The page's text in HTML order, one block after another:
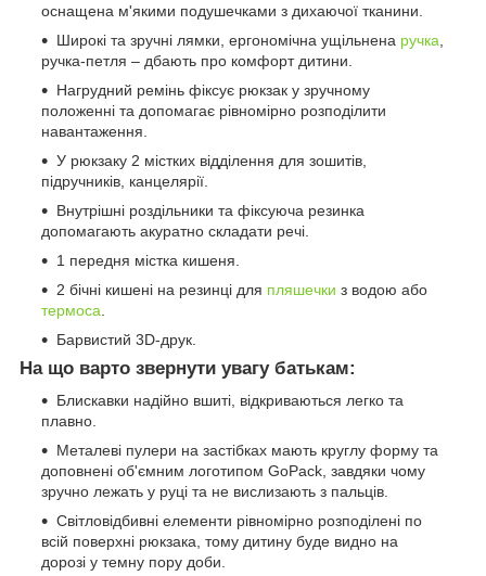
оснащена м'якими подушечками з дихаючої тканини.
Широкі та зручні лямки, ергономічна ущільнена ручка
ручка-петля – дбають про комфорт дитини.
Нагрудний ремінь фіксує рюкзак у зручному
положенні та допомагає рівномірно розподілити
навантаження.
У рюкзаку 2 містких відділення для зошитів,
підручників, канцелярії.
Внутрішні роздільники та фіксуюча резинка
допомагають акуратно складати речі.
1 передня містка кишеня.
2 бічні кишені на резинці для пляшечки з водою або
термоса
Барвистий 3D-друк.
На що варто звернути увагу батькам:
Блискавки надійно вшиті, відкриваються легко та
плавно.
Металеві пулери на застібках мають круглу форму та
доповнені об'ємним логотипом GoPack, завдяки чому
зручно лежать у руці та не вислизають з пальців.
Світловідбивні елементи рівномірно розподілені по
всій поверхні рюкзака, тому дитину буде видно на
дорозі у темну пору доби.